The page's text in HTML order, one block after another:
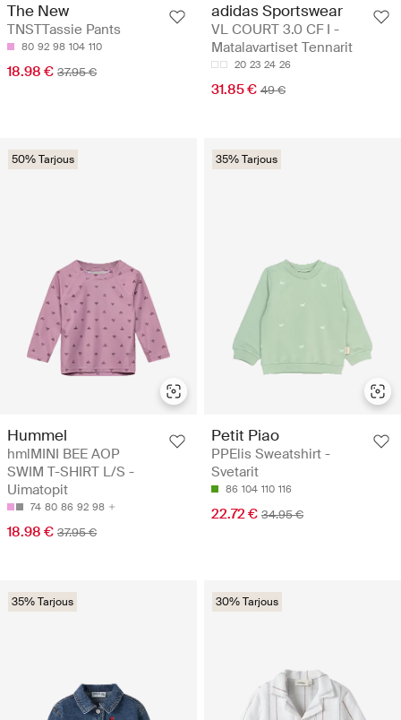
The New
TNSTTassie Pants
80 92 98 104 110
18.98 € 37.95 €
adidas Sportswear
VL COURT 3.0 CF I -
Matalavartiset Tennarit
20 23 24 26
31.85 € 49 €
50% Tarjous
Hummel
hmlMINI BEE AOP
SWIM T-SHIRT L/S -
Uimatopit
74 80 86 92 98
18.98 € 37.95 €
35% Tarjous
Petit Piao
PPElis Sweatshirt -
Svetarit
86 104 110 116
22.72 € 34.95 €
35% Tarjous 30% Tarjous